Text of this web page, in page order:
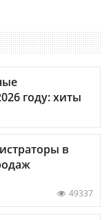
году: хиты
в
49337